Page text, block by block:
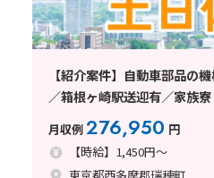
【紹介案件】自動車部品の
／箱根ヶ崎駅送迎有／家族寮
月収例276,950 円
【時給】1,450円～